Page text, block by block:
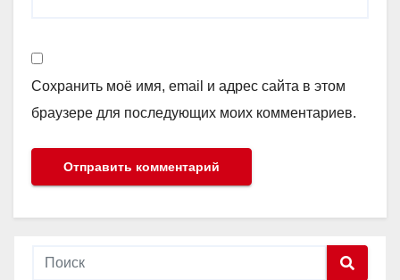
Сохранить моё имя, email и адрес сайта в этом
браузере для последующих моих комментариев.